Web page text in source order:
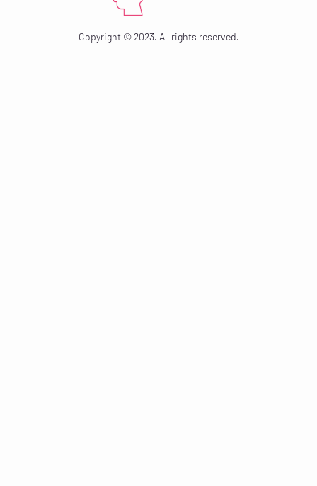
Copyright © 2023. All rights reserved.